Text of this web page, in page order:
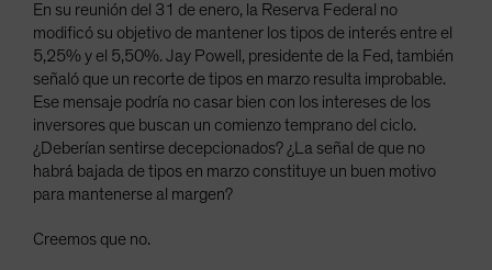
US (Non-US Citizens/NRC)
En su reunión del 31 de enero, la Reserva Federal no
modificó su objetivo de mantener los tipos de interés entre el
5,25% y el 5,50%. Jay Powell, presidente de la Fed, también
señaló que un recorte de tipos en marzo resulta improbable.
Ese mensaje podría no casar bien con los intereses de los
inversores que buscan un comienzo temprano del ciclo.
¿Deberían sentirse decepcionados? ¿La señal de que no
habrá bajada de tipos en marzo constituye un buen motivo
para mantenerse al margen?
Creemos que no.